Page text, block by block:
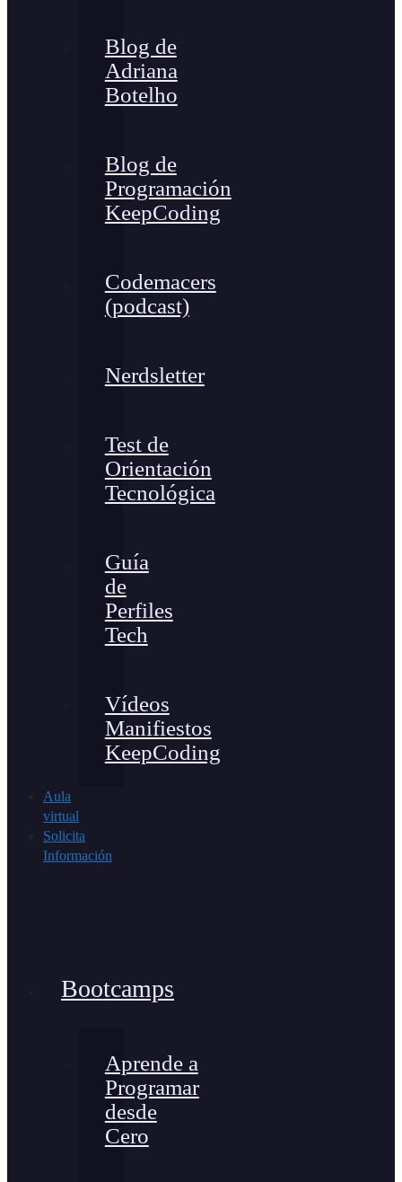
Blog de
Adriana
Botelho
Blog de
Programación
KeepCoding
Codemacers
(podcast)
Nerdsletter
Test de
Orientación
Tecnológica
Guía
de
Perfiles
Tech
Vídeos
Manifiestos
KeepCoding
Aula
virtual
Solicita
Información
Bootcamps
Aprende a
Programar
desde
Cero